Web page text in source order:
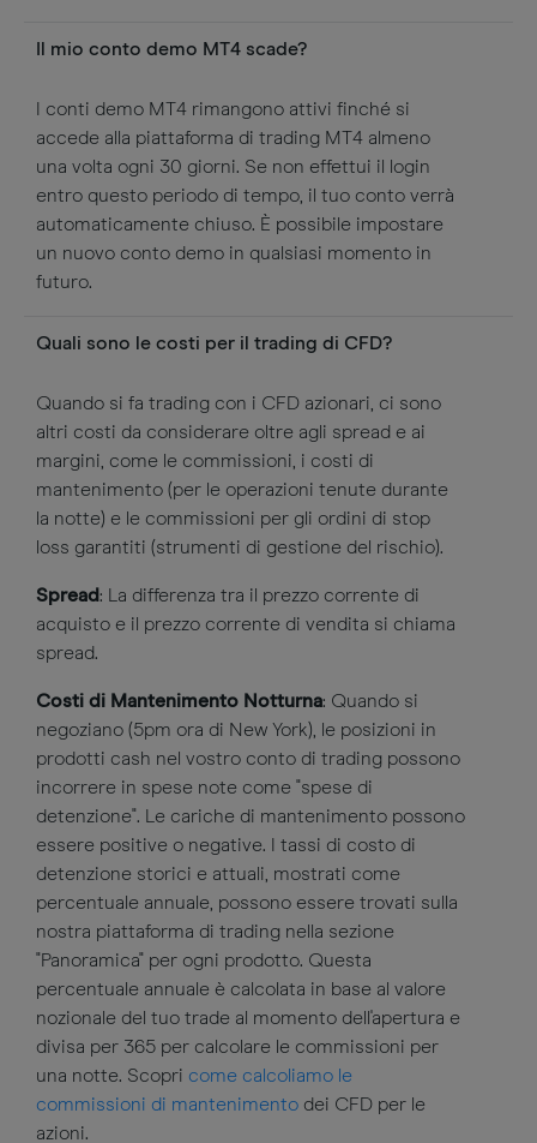
Il mio conto demo MT4 scade?
I conti demo MT4 rimangono attivi finché si
accede alla piattaforma di trading MT4 almeno
una volta ogni 30 giorni. Se non effettui il login
entro questo periodo di tempo, il tuo conto verrà
automaticamente chiuso. È possibile impostare
un nuovo conto demo in qualsiasi momento in
futuro.
Quali sono le costi per il trading di CFD?
Quando si fa trading con i CFD azionari, ci sono
altri costi da considerare oltre agli spread e ai
margini, come le commissioni, i costi di
mantenimento (per le operazioni tenute durante
la notte) e le commissioni per gli ordini di stop
loss garantiti (strumenti di gestione del rischio).
Spread: La differenza tra il prezzo corrente di
acquisto e il prezzo corrente di vendita si chiama
spread.
Costi di Mantenimento Notturna: Quando si
negoziano (5pm ora di New York), le posizioni in
prodotti cash nel vostro conto di trading possono
incorrere in spese note come "spese di
detenzione". Le cariche di mantenimento possono
essere positive o negative. I tassi di costo di
detenzione storici e attuali, mostrati come
percentuale annuale, possono essere trovati sulla
nostra piattaforma di trading nella sezione
"Panoramica" per ogni prodotto. Questa
percentuale annuale è calcolata in base al valore
nozionale del tuo trade al momento dell'apertura e
divisa per 365 per calcolare le commissioni per
una notte. Scopri come calcoliamo le
commissioni di mantenimento dei CFD per le
azioni.